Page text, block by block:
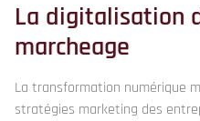
La digitalisation
marcheage
La transformation numérique
stratégies marketing des